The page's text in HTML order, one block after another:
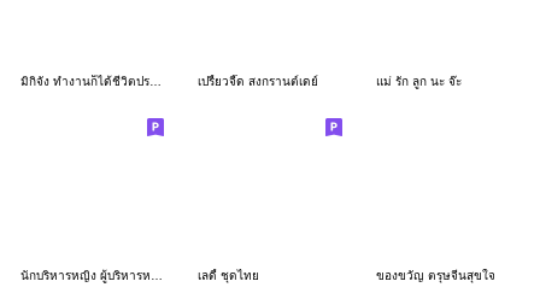
เปรี้ยวจี๊ด สงกรานต์เดย์ แม่ รัก ลูก นะ จ๊ะ
นักบริหารหญิง ผู้บริหารหญิง มืออาชีพ เลดี้ ชุดไทย ของขวัญ ตรุษจีนสุขใจ